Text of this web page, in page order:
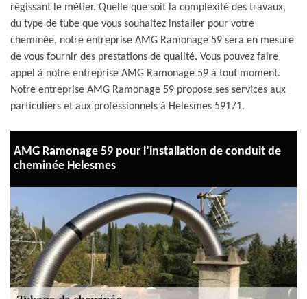
régissant le métier. Quelle que soit la complexité des travaux,
du type de tube que vous souhaitez installer pour votre
cheminée, notre entreprise AMG Ramonage 59 sera en mesure
de vous fournir des prestations de qualité. Vous pouvez faire
appel à notre entreprise AMG Ramonage 59 à tout moment.
Notre entreprise AMG Ramonage 59 propose ses services aux
particuliers et aux professionnels à Helesmes 59171.
AMG Ramonage 59 pour l’installation de conduit de
cheminée Helesmes